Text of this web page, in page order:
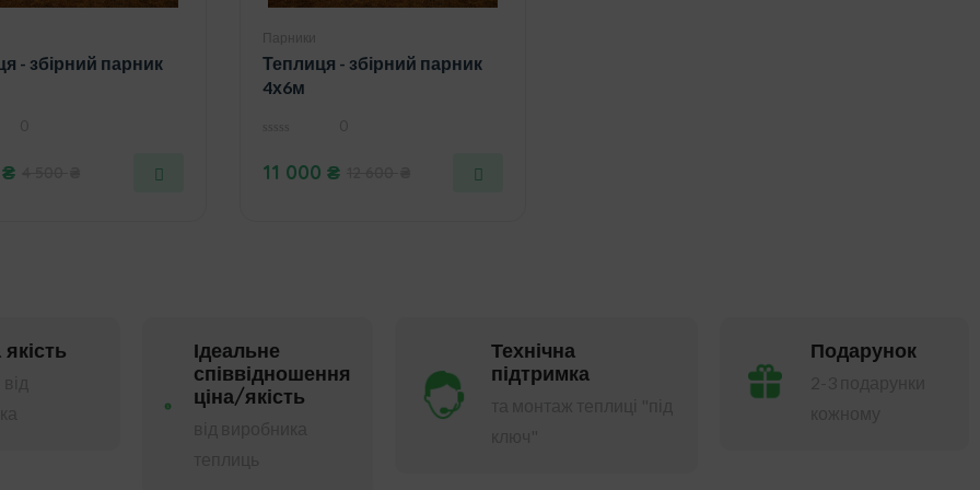
- збірний парник
₴
Парники
Теплиця - збірний парник
4х6м
of
11 000 ₴
Ідеальне
співвідношення
ціна/якість
Технічна
підтримка
Подарунок